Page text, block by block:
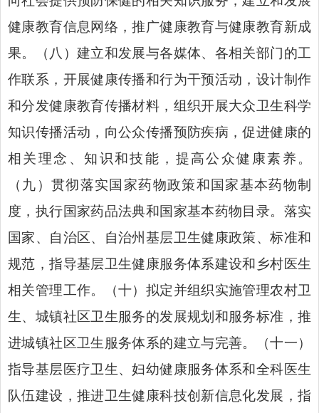
健康教育信息网络，推广健康教育与健康教育新成
果。（八）建立和发展与各媒体、各相关部门的工
作联系，开展健康传播和行为干预活动，设计制作
和分发健康教育传播材料，组织开展大众卫生科学
知识传播活动，向公众传播预防疾病，促进健康的
相关理念、知识和技能，提高公众健康素养。
（九）贯彻落实国家药物政策和国家基本药物制
度，执行国家药品法典和国家基本药物目录。落实
国家、自治区、自治州基层卫生健康政策、标准和
规范，指导基层卫生健康服务体系建设和乡村医生
相关管理工作。（十）拟定并组织实施管理农村卫
生、城镇社区卫生服务的发展规划和服务标准，推
进城镇社区卫生服务体系的建立与完善。（十一）
指导基层医疗卫生、妇幼健康服务体系和全科医生
队伍建设，推进卫生健康科技创新信息化发展，指